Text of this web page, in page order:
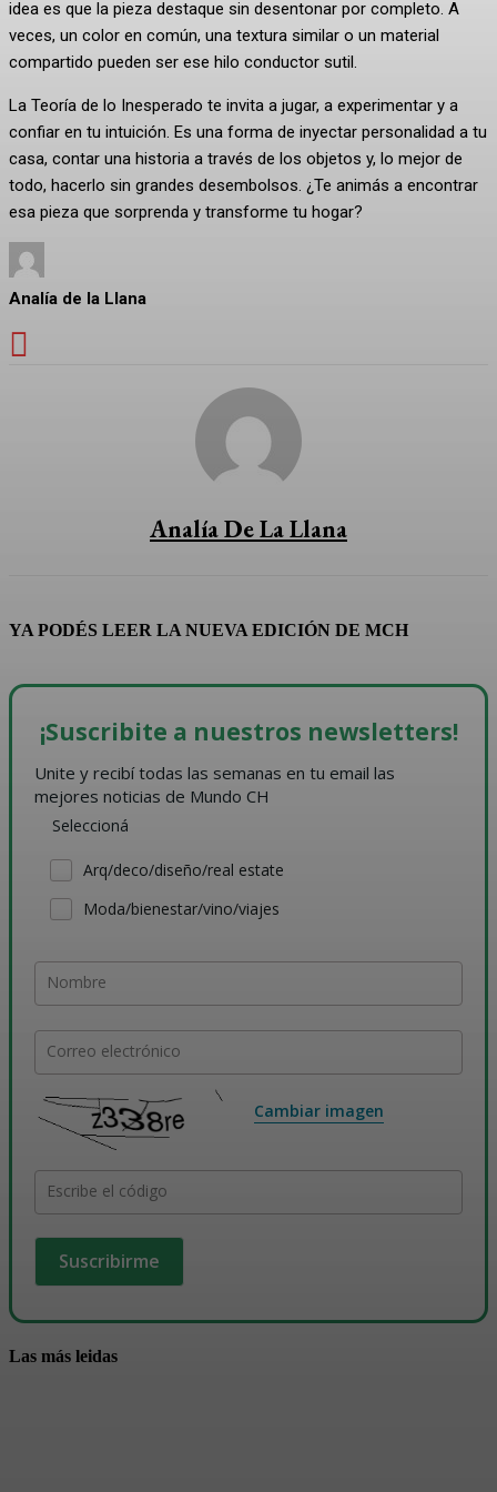
idea es que la pieza destaque sin desentonar por completo. A
veces, un color en común, una textura similar o un material
compartido pueden ser ese hilo conductor sutil.
La Teoría de lo Inesperado te invita a jugar, a experimentar y a
confiar en tu intuición. Es una forma de inyectar personalidad a tu
casa, contar una historia a través de los objetos y, lo mejor de
todo, hacerlo sin grandes desembolsos. ¿Te animás a encontrar
esa pieza que sorprenda y transforme tu hogar?
Analía de la Llana
Analía De La Llana
YA PODÉS LEER LA NUEVA EDICIÓN DE MCH
¡Suscribite a nuestros newsletters!
Unite y recibí todas las semanas en tu email las
mejores noticias de Mundo CH
Seleccioná
Arq/deco/diseño/real estate
Moda/bienestar/vino/viajes
Nombre
Correo electrónico
Cambiar imagen
Escribe el código
Las más leidas